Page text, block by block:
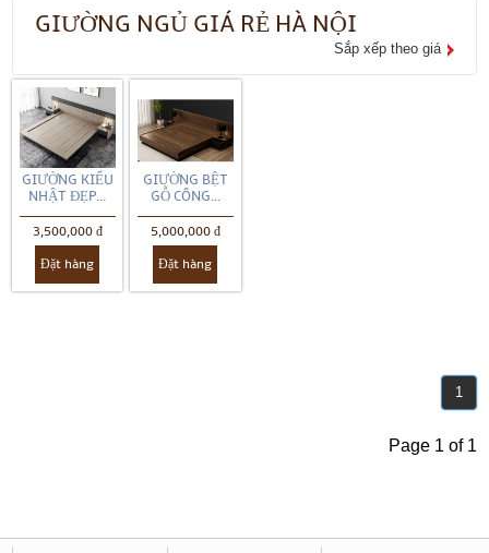
GIƯỜNG NGỦ GIÁ RẺ HÀ NỘI
Sắp xếp theo giá
GIƯỜNG KIỂU
NHẬT ĐẸP...
3,500,000 đ
Đặt hàng
GIƯỜNG BỆT
GỖ CÔNG...
5,000,000 đ
Đặt hàng
1
Page 1 of 1